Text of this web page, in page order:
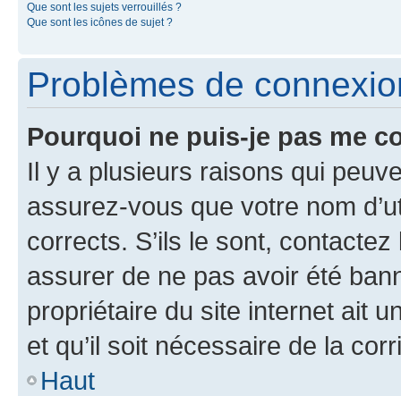
Que sont les sujets verrouillés ?
Que sont les icônes de sujet ?
Problèmes de
Pourquoi ne puis-je pas me
Il y a plusieurs raisons qui
assurez-vous que votre nom
corrects. S’ils le sont,
assurer de ne pas avoir été
propriétaire du site internet ait
et qu’il soit nécessaire de la
Haut